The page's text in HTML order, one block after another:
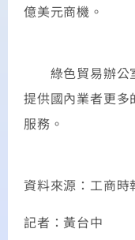
億美元商機。
綠色貿易辦公
提供國內業者更
服務。
資料來源：工商
記者：黃台中